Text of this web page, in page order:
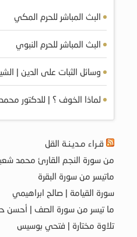
البث المباشر للحرم المكي
البث المباشر للحرم النبوي
وسائل الثبات على الدين |
لماذا الخوف ؟ | للدكتور
قـراء مـديـنـة القل
من سورة النجم القارئ محمد
ماتيسر من سورة البقرة
سورة القيامة | صالح ابراهيمي
ما تيسر من سورة الصف | أحسن
تلاوة مختارة | فتحي بوسيس